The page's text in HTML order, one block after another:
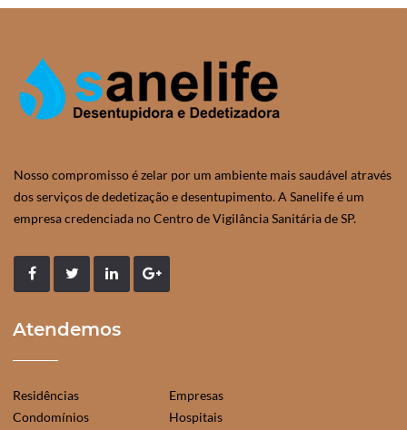
Nosso compromisso é zelar por um ambiente mais saudável através
dos serviços de dedetização e desentupimento. A Sanelife é um
empresa credenciada no Centro de Vigilância Sanitária de SP.
Atendemos
Residências
Condomínios
Empresas
Hospitais